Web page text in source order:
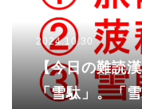
2024.10.30
【今日の難読
「雪駄」。「